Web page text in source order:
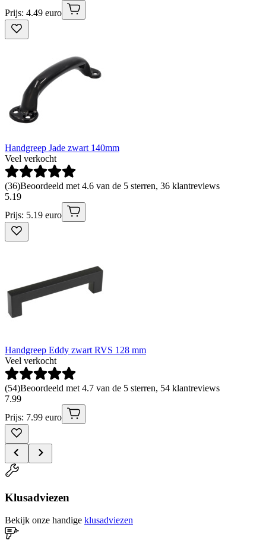
Prijs: 4.49 euro
Handgreep Jade zwart 140mm
Veel verkocht
(36)Beoordeeld met 4.6 van de 5 sterren, 36 klantreviews
5.19
Prijs: 5.19 euro
Handgreep Eddy zwart RVS 128 mm
Veel verkocht
(54)Beoordeeld met 4.7 van de 5 sterren, 54 klantreviews
7.99
Prijs: 7.99 euro
Klusadviezen
Bekijk onze handige klusadviezen